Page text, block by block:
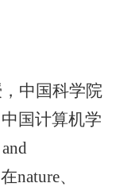
中国科学院
国计算机学
nature、